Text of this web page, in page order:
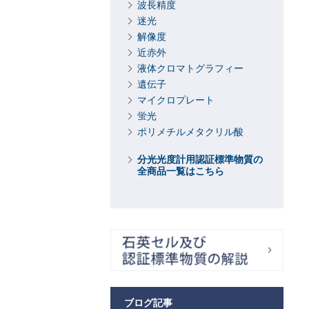
波長精度
迷光
解像度
近赤外
液体クロマトグラフィー
遺伝子
マイクロプレート
蛍光
ポリメチルメタクリル酸
分光光度計用認証標準物質の
全商品一覧はこちら
ブログ記事